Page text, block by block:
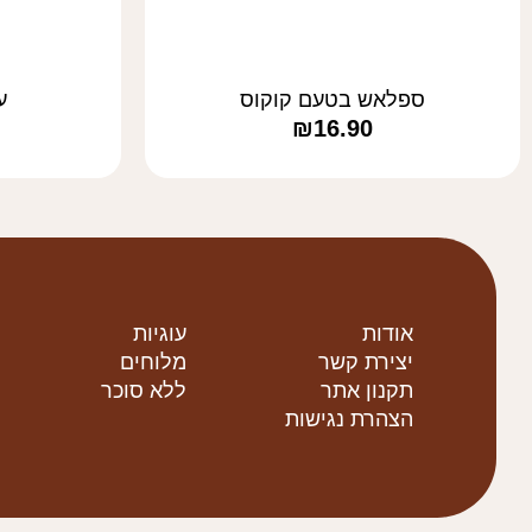
ספלאש בטעם קוקוס
₪16.90
אודות
יצירת קשר
תקנון אתר
הצהרת נגישות
עוגיות
מלוחים
ללא סוכר